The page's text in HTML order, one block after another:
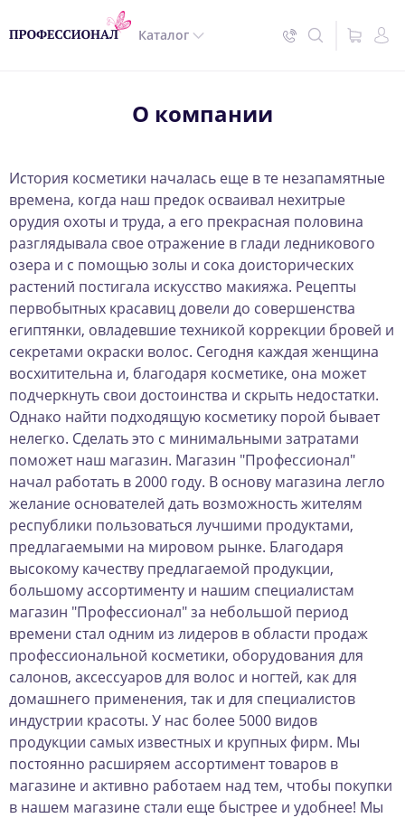
Каталог
О компании
История косметики началась еще в те незапамятные
времена, когда наш предок осваивал нехитрые
орудия охоты и труда, а его прекрасная половина
разглядывала свое отражение в глади ледникового
озера и с помощью золы и сока доисторических
растений постигала искусство макияжа. Рецепты
первобытных красавиц довели до совершенства
египтянки, овладевшие техникой коррекции бровей и
секретами окраски волос. Сегодня каждая женщина
восхитительна и, благодаря косметике, она может
подчеркнуть свои достоинства и скрыть недостатки.
Однако найти подходящую косметику порой бывает
нелегко. Сделать это с минимальными затратами
поможет наш магазин. Магазин "Профессионал"
начал работать в 2000 году. В основу магазина легло
желание основателей дать возможность жителям
республики пользоваться лучшими продуктами,
предлагаемыми на мировом рынке. Благодаря
высокому качеству предлагаемой продукции,
большому ассортименту и нашим специалистам
магазин "Профессионал" за небольшой период
времени стал одним из лидеров в области продаж
профессиональной косметики, оборудования для
салонов, аксессуаров для волос и ногтей, как для
домашнего применения, так и для специалистов
индустрии красоты. У нас более 5000 видов
продукции самых известных и крупных фирм. Мы
постоянно расширяем ассортимент товаров в
магазине и активно работаем над тем, чтобы покупки
в нашем магазине стали еще быстрее и удобнее! Мы